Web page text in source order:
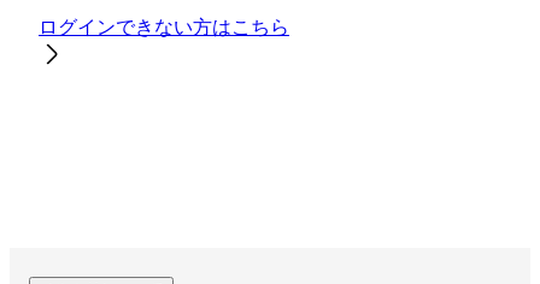
ログインできない方はこちら